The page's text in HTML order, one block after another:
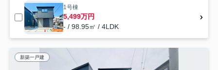
1号棟
5,499万円
- / 98.95㎡ / 4LDK
新築一戸建